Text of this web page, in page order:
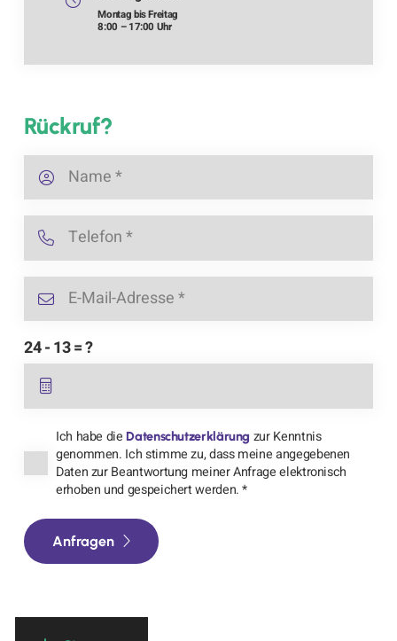
Montag bis Freitag
8:00 – 17:00 Uhr
Rückruf?
24 - 13 = ?
Ich habe dieDatenschutzerklärung zur Kenntnis
genommen. Ich stimme zu, dass meine angegebenen
Daten zur Beantwortung meiner Anfrage elektronisch
erhoben und gespeichert werden. *
Anfragen